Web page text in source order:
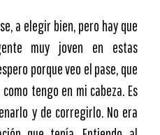
a elegir bien, pero hay que
muy joven en estas
porque veo el pase, que
tengo en mi cabeza. Es
y de corregirlo. No era